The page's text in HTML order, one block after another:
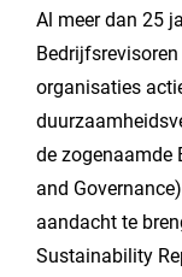
Al meer dan 25
organisaties
de zogenaamde
and
aandacht te
Sustainability